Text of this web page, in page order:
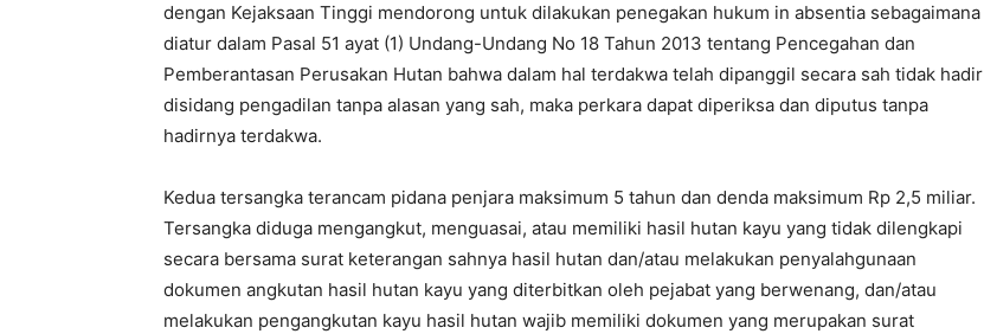
dengan Kejaksaan Tinggi mendorong untuk dilakukan penegakan hukum in absentia sebagaimana
diatur dalam Pasal 51 ayat (1) Undang-Undang No 18 Tahun 2013 tentang Pencegahan dan
Pemberantasan Perusakan Hutan bahwa dalam hal terdakwa telah dipanggil secara sah tidak hadir
disidang pengadilan tanpa alasan yang sah, maka perkara dapat diperiksa dan diputus tanpa
hadirnya terdakwa.
Kedua tersangka terancam pidana penjara maksimum 5 tahun dan denda maksimum Rp 2,5 miliar.
Tersangka diduga mengangkut, menguasai, atau memiliki hasil hutan kayu yang tidak dilengkapi
secara bersama surat keterangan sahnya hasil hutan dan/atau melakukan penyalahgunaan
dokumen angkutan hasil hutan kayu yang diterbitkan oleh pejabat yang berwenang, dan/atau
melakukan pengangkutan kayu hasil hutan wajib memiliki dokumen yang merupakan surat